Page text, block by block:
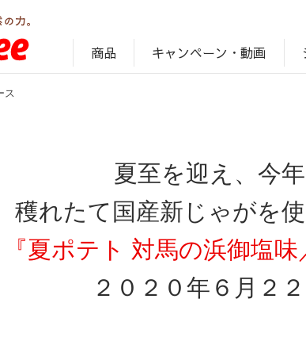
商品 キャンペーン・動画
ス
夏至を迎え、今
穫れたて国産新じゃがを
『夏ポテト 対馬の浜御塩
２０２０年６月２